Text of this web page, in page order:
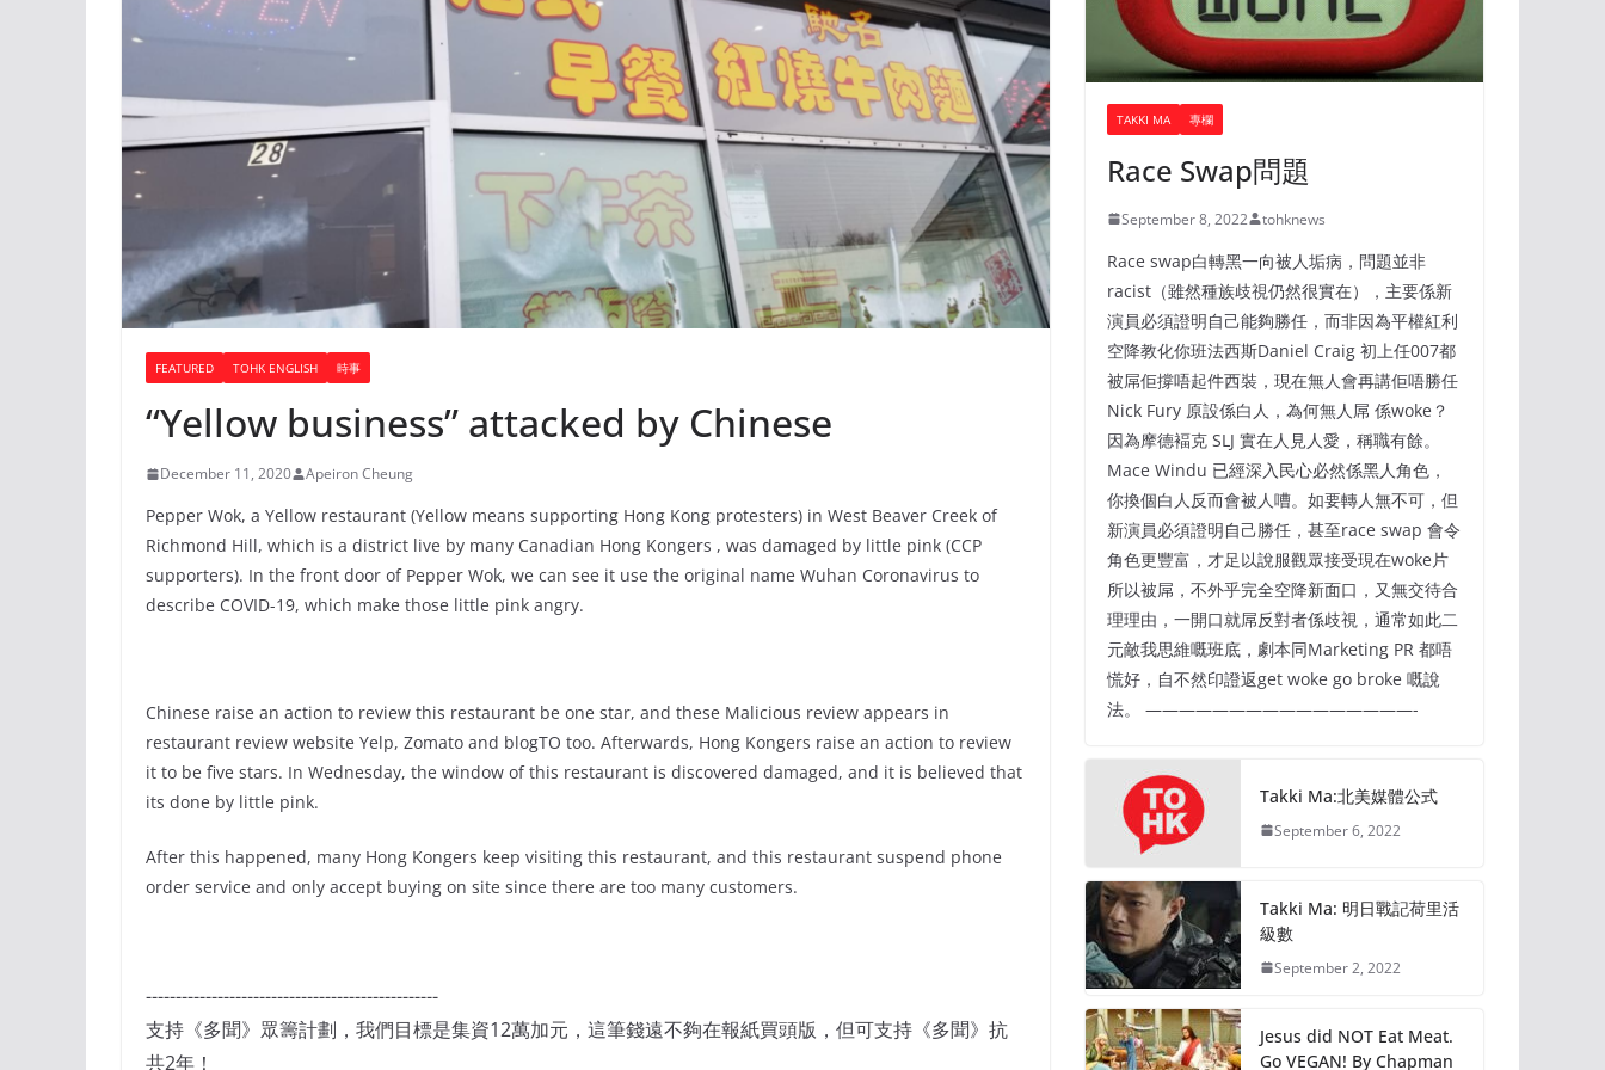
FEATURED TOHK ENGLISH 時事
“Yellow business” attacked by Chinese
December 11, 2020 Apeiron Cheung
Pepper Wok, a Yellow restaurant (Yellow means supporting Hong Kong protesters) in West Beaver Creek of
Richmond Hill, which is a district live by many Canadian Hong Kongers , was damaged by little pink (CCP
supporters). In the front door of Pepper Wok, we can see it use the original name Wuhan Coronavirus to
describe COVID-19, which make those little pink angry.
Chinese raise an action to review this restaurant be one star, and these Malicious review appears in
restaurant review website Yelp, Zomato and blogTO too. Afterwards, Hong Kongers raise an action to review
it to be five stars. In Wednesday, the window of this restaurant is discovered damaged, and it is believed that
its done by little pink.
After this happened, many Hong Kongers keep visiting this restaurant, and this restaurant suspend phone
order service and only accept buying on site since there are too many customers.
-------------------------------------------------
支持《多聞》眾籌計劃，我們目標是集資12萬加元，這筆錢遠不夠在報紙買頭版，但可支持《多聞》抗
共2年！
TAKKI MA 專欄
Race Swap問題
September 8, 2022 tohknews
Race swap白轉黑一向被人垢病，問題並非
racist（雖然種族歧視仍然很實在），主要係新
演員必須證明自己能夠勝任，而非因為平權紅利
空降教化你班法西斯Daniel Craig 初上任007都
被屌佢撐唔起件西裝，現在無人會再講佢唔勝任
Nick Fury 原設係白人，為何無人屌 係woke？
因為摩德褔克 SLJ 實在人見人愛，稱職有餘。
Mace Windu 已經深入民心必然係黑人角色，
你換個白人反而會被人嘈。如要轉人無不可，但
新演員必須證明自己勝任，甚至race swap 會令
角色更豐富，才足以說服觀眾接受現在woke片
所以被屌，不外乎完全空降新面口，又無交待合
理理由，一開口就屌反對者係歧視，通常如此二
元敵我思維嘅班底，劇本同Marketing PR 都唔
慌好，自不然印證返get woke go broke 嘅說
法。 ————————————————-
Takki Ma:北美媒體公式
September 6, 2022
Takki Ma: 明日戰記荷里活
級數
September 2, 2022
Jesus did NOT Eat Meat.
Go VEGAN! By Chapman